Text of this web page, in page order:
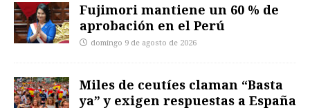
Fujimori mantiene un 60 % de
aprobación en el Perú
domingo 9 de agosto de 2026
Miles de ceutíes claman “Basta
ya” y exigen respuestas a España